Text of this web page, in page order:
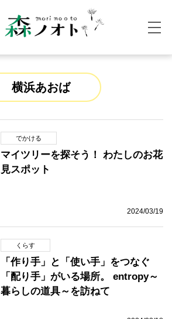
横浜あおば
でかける
マイツリーを探そう！ わたしのお花
見スポット
2024/03/19
くらす
「作り手」と「使い手」をつなぐ
「配り手」がいる場所。 entropy～
暮らしの道具～を訪ねて